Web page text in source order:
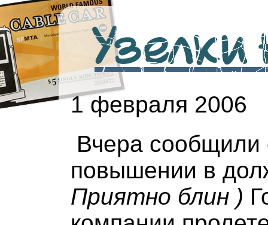
Узелки
1 февраля 2006
Вчера сообщили
повышении в
Приятно блин )